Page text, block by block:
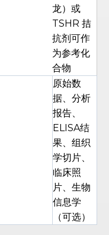
龙）或
TSHR 拮
抗剂可作
为参考化
合物
原始数
据、分析
报告、
ELISA结
果、组织
学切片、
临床照
片、生物
信息学
（可选）